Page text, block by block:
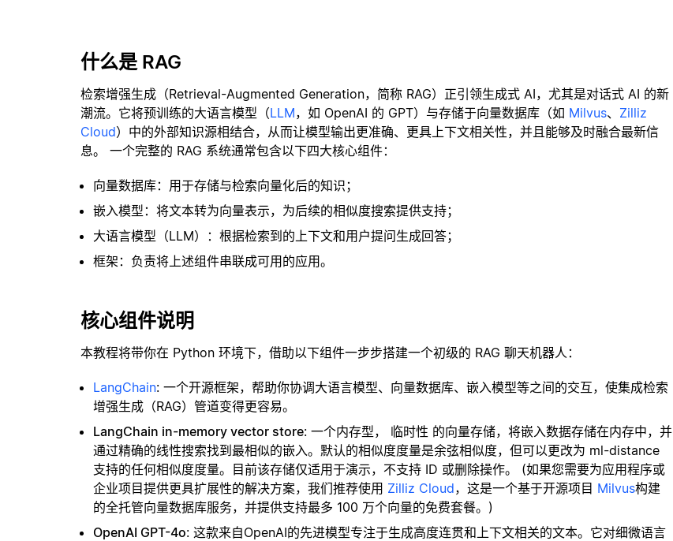
什么是 RAG
检索增强生成（Retrieval-Augmented Generation，简称 RAG）正引领生成式 AI，尤其是对话式 AI 的新
潮流。它将预训练的大语言模型（LLM，如 OpenAI 的 GPT）与存储于向量数据库（如 Milvus、 Zilliz
Cloud）中的外部知识源相结合，从而让模型输出更准确、更具上下文相关性，并且能够及时融合最新信
息。 一个完整的 RAG 系统通常包含以下四大核心组件：
向量数据库：用于存储与检索向量化后的知识；
嵌入模型：将文本转为向量表示，为后续的相似度搜索提供支持；
大语言模型（LLM）：根据检索到的上下文和用户提问生成回答；
框架：负责将上述组件串联成可用的应用。
核心组件说明
本教程将带你在 Python 环境下，借助以下组件一步步搭建一个初级的 RAG 聊天机器人：
LangChain: 一个开源框架，帮助你协调大语言模型、向量数据库、嵌入模型等之间的交互，使集成检索
增强生成（RAG）管道变得更容易。
LangChain in-memory vector store: 一个内存型， 临时性 的向量存储，将嵌入数据存储在内存中，并
通过精确的线性搜索找到最相似的嵌入。默认的相似度度量是余弦相似度，但可以更改为 ml-distance
支持的任何相似度度量。目前该存储仅适用于演示，不支持 ID 或删除操作。 (如果您需要为应用程序或
企业项目提供更具扩展性的解决方案，我们推荐使用 Zilliz Cloud，这是一个基于开源项目 Milvus构建
的全托管向量数据库服务，并提供支持最多 100 万个向量的免费套餐。)
OpenAI GPT-4o: 这款来自OpenAI的先进模型专注于生成高度连贯和上下文相关的文本。它对细微语言